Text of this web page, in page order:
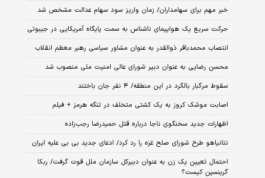
خبر مهم برای سهامداران/ زمان واریز سود سهام عدالت مشخص شد
حرکت سریع یک هواپیمای ناشناس به سمت پایگاه آمریکایی در جیبوتی
انتصاب محمدباقر ذوالقدر به عنوان مشاور سیاسی رهبر معظم انقلاب
محسن رضایی به عنوان دبیر شورای عالی امنیت ملی منصوب شد
سقوط مرگبار بالگرد در این منطقه/ ۴ نفر جان باختند
اصابت موشک کروز به یک کشتی متخلف در تنگه هرمز + فیلم
اظهارات جدید سخنگوی ناجا درباره قتل حمیدرضا رجب‌زاده
نتانیاهو طرح شورای صلح غزه را رد کرد/ ادعای جدید بی بی علیه ایران
احتمال تعیین یک زن به عنوان دبیرکل سازمان ملل قوت گرفت/ ربکا
گرینسپن کیست؟